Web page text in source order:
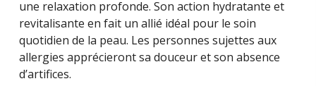
une relaxation profonde. Son action hydratante et
revitalisante en fait un allié idéal pour le soin
quotidien de la peau. Les personnes sujettes aux
allergies apprécieront sa douceur et son absence
d’artifices.